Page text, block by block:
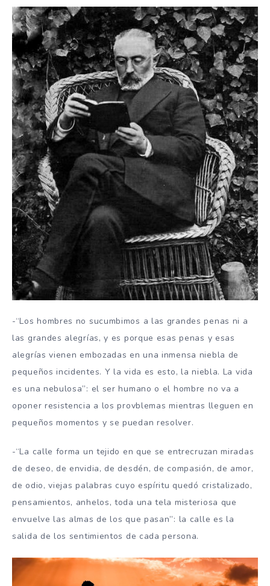
-“Los hombres no sucumbimos a las grandes penas ni a
las grandes alegrías, y es porque esas penas y esas
alegrías vienen embozadas en una inmensa niebla de
pequeños incidentes. Y la vida es esto, la niebla. La vida
es una nebulosa”: el ser humano o el hombre no va a
oponer resistencia a los provblemas mientras lleguen en
pequeños momentos y se puedan resolver.
-“La calle forma un tejido en que se entrecruzan miradas
de deseo, de envidia, de desdén, de compasión, de amor,
de odio, viejas palabras cuyo espíritu quedó cristalizado,
pensamientos, anhelos, toda una tela misteriosa que
envuelve las almas de los que pasan”: la calle es la
salida de los sentimientos de cada persona.